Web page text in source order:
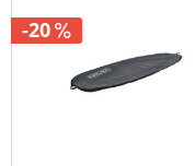
-20